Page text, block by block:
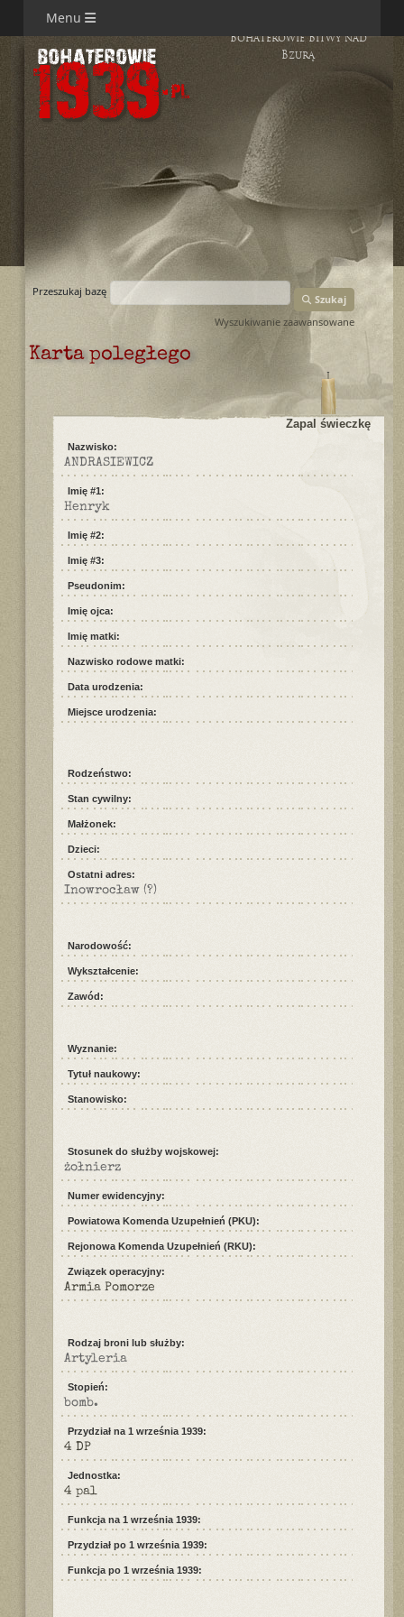
Menu
Bohaterowie Bitwy nad
Bzurą
Przeszukaj bazę
Szukaj
Wyszukiwanie zaawansowane
Karta poległego
Zapal świeczkę
Nazwisko:
ANDRASIEWICZ
Imię #1:
Henryk
Imię #2:
Imię #3:
Pseudonim:
Imię ojca:
Imię matki:
Nazwisko rodowe matki:
Data urodzenia:
Miejsce urodzenia:
Rodzeństwo:
Stan cywilny:
Małżonek:
Dzieci:
Ostatni adres:
Inowrocław (?)
Narodowość:
Wykształcenie:
Zawód:
Wyznanie:
Tytuł naukowy:
Stanowisko:
Stosunek do służby wojskowej:
żołnierz
Numer ewidencyjny:
Powiatowa Komenda Uzupełnień (PKU):
Rejonowa Komenda Uzupełnień (RKU):
Związek operacyjny:
Armia Pomorze
Rodzaj broni lub służby:
Artyleria
Stopień:
bomb.
Przydział na 1 września 1939:
4 DP
Jednostka:
4 pal
Funkcja na 1 września 1939:
Przydział po 1 września 1939:
Funkcja po 1 września 1939: